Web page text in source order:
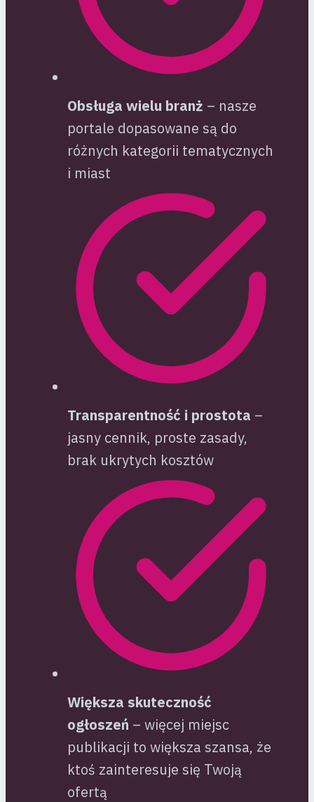
Obsługa wielu branż – nasze
portale dopasowane są do
różnych kategorii tematycznych
i miast
Transparentność i prostota –
jasny cennik, proste zasady,
brak ukrytych kosztów
Większa skuteczność
ogłoszeń – więcej miejsc
publikacji to większa szansa, że
ktoś zainteresuje się Twoją
ofertą